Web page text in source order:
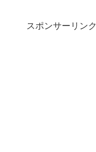
スポンサーリンク